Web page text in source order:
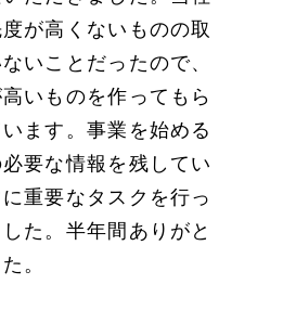
が高くないものの取
いことだったので、
いものを作ってもら
ます。事業を始める
要な情報を残してい
重要なタスクを行っ
た。半年間ありがと
。